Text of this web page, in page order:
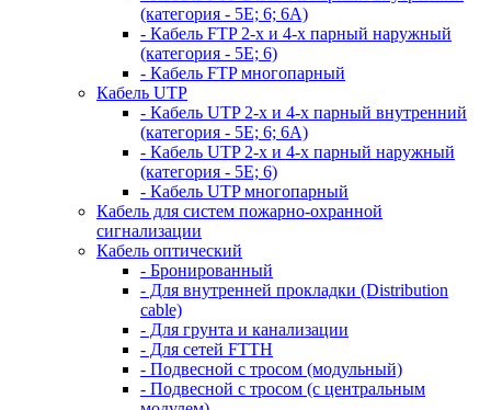
(категория - 5Е; 6; 6А)
- Кабель FTP 2-х и 4-х парный наружный
(категория - 5Е; 6)
- Кабель FTP многопарный
Кабель UTP
- Кабель UTP 2-х и 4-х парный внутренний
(категория - 5Е; 6; 6А)
- Кабель UTP 2-х и 4-х парный наружный
(категория - 5Е; 6)
- Кабель UTP многопарный
Кабель для систем пожарно-охранной
сигнализации
Кабель оптический
- Бронированный
- Для внутренней прокладки (Distribution
cable)
- Для грунта и канализации
- Для сетей FTTH
- Подвесной с тросом (модульный)
- Подвесной с тросом (с центральным